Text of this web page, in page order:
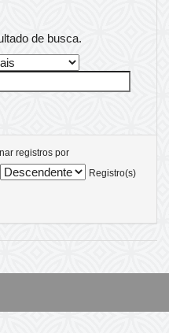
de busca.
registros por
Registro(s)